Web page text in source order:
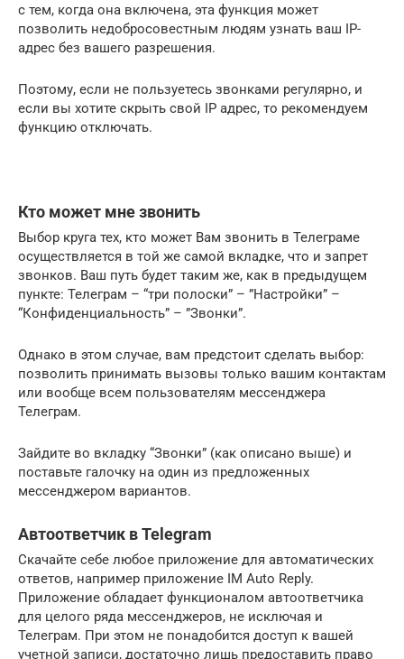
с тем, когда она включена, эта функция может
позволить недобросовестным людям узнать ваш IP-
адрес без вашего разрешения.
Поэтому, если не пользуетесь звонками регулярно, и
если вы хотите скрыть свой IP адрес, то рекомендуем
функцию отключать.
Кто может мне звонить
Выбор круга тех, кто может Вам звонить в Телеграме
осуществляется в той же самой вкладке, что и запрет
звонков. Ваш путь будет таким же, как в предыдущем
пункте: Телеграм – “три полоски” – ”Настройки” –
“Конфиденциальность” – ”Звонки”.
Однако в этом случае, вам предстоит сделать выбор:
позволить принимать вызовы только вашим контактам
или вообще всем пользователям мессенджера
Телеграм.
Зайдите во вкладку “Звонки” (как описано выше) и
поставьте галочку на один из предложенных
мессенджером вариантов.
Автоответчик в Telegram
Скачайте себе любое приложение для автоматических
ответов, например приложение IM Auto Reply.
Приложение обладает функционалом автоответчика
для целого ряда мессенджеров, не исключая и
Телеграм. При этом не понадобится доступ к вашей
учетной записи, достаточно лишь предоставить право